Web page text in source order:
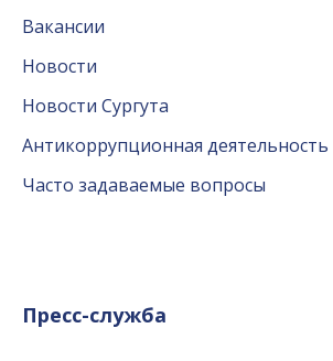
Вакансии
Новости
Новости Сургута
Антикоррупционная деятельность
Часто задаваемые вопросы
Пресс-служба